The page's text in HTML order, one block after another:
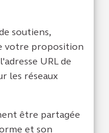
soutiens,
votre proposition
URL de
les réseaux
être partagée
et son